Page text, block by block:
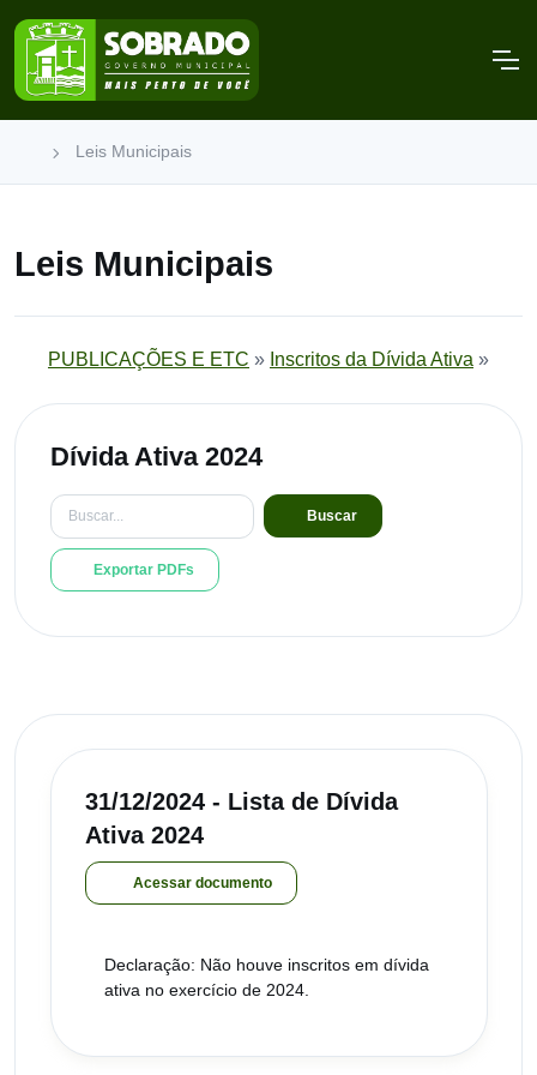
Leis Municipais
Leis Municipais
PUBLICAÇÕES E ETC » Inscritos da Dívida Ativa »
Dívida Ativa 2024
Buscar
Exportar PDFs
31/12/2024 - Lista de Dívida
Ativa 2024
Acessar documento
Declaração: Não houve inscritos em dívida
ativa no exercício de 2024.